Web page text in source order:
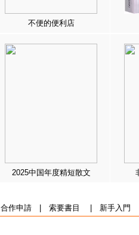
不便的便利店
2025中国年度精短散文
合作申請| 索要書目 新手入門